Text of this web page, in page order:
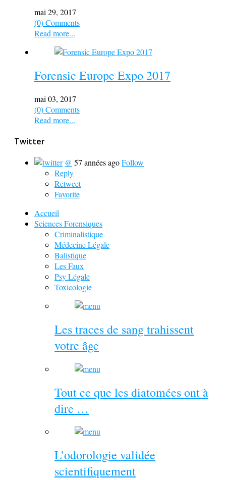
mai 29, 2017
(0) Comments
Read more...
Forensic Europe Expo 2017
mai 03, 2017
(0) Comments
Read more...
Twitter
@ 57 années agoFollow
Reply
Retweet
Favorite
Accueil
Sciences Forensiques
Criminalistique
Médecine Légale
Balistique
Les Faux
Psy Légale
Toxicologie
Les traces de sang trahissent
votre âge
Tout ce que les diatomées ont à
dire …
L’odorologie validée
scientifiquement